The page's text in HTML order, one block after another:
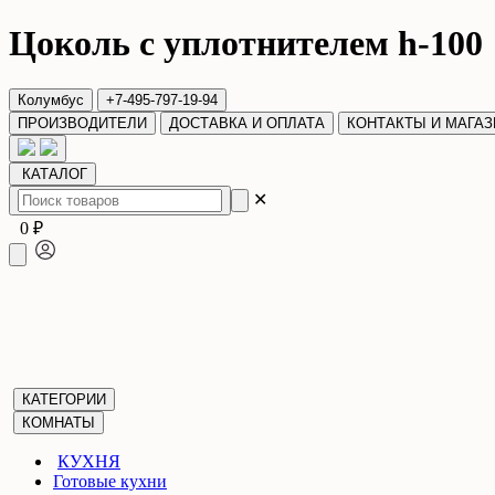
Цоколь с уплотнителем h-100
Колумбус
+7-495-797-19-94
ПРОИЗВОДИТЕЛИ
ДОСТАВКА И ОПЛАТА КОНТАКТЫ И
КАТАЛОГ
✕
0 ₽
КАТЕГОРИИ
КОМНАТЫ
КУХНЯ
Готовые кухни